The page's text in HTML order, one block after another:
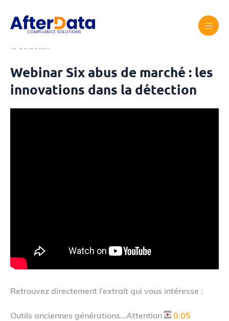
content
Webinar Six abus de marché : les innovations dans
la détection
Webinar Six abus de marché : les
innovations dans la détection
Retrouvez directement l’extrait qui vous intéresse :
Outils anciennes générations…Attention 0:05